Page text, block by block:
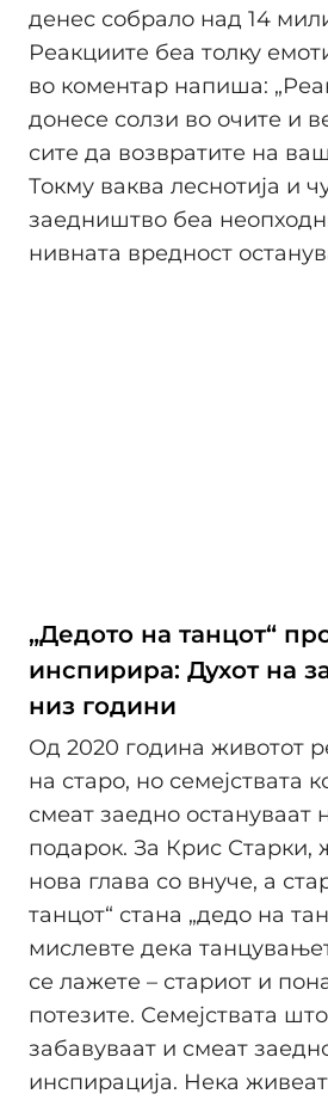
денес собрало над 14
Реакциите беа толку
во коментар напиша:
донесе солзи во очите и
сите да возвратите на
Токму ваква леснотија и
заедништво беа
нивната вредност
„Дедото на танцот“
инспирира: Духот на
низ години
Од 2020 година животот
на старо, но семејствата
смеат заедно остануваат
подарок. За Крис Старки,
нова глава со внуче, а
танцот“ стана „дедо на
мислевте дека
се лажете – стариот и
потезите. Семејствата
забавуваат и смеат
инспирација. Нека